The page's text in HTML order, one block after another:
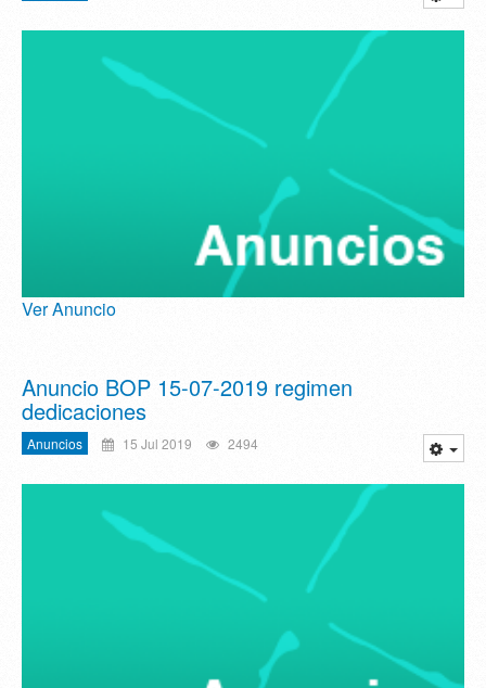
Ver Anuncio
Anuncio BOP 15-07-2019 regimen
dedicaciones
Anuncios 15 Jul 2019 2494